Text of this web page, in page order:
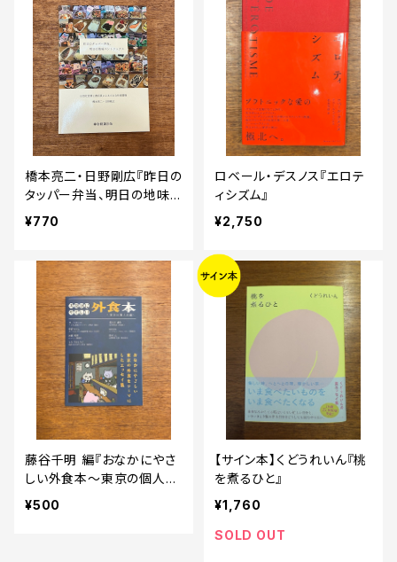
橋本亮二・日野剛広『昨日の
タッパー弁当、明日の地味
ベントリックス 出版社営
¥770
ロベール・デスノス『エロテ
ィシズム』
¥2,750
藤谷千明 編『おなかにやさ
しい外食本〜東京の個人店
編〜』
¥500
【サイン本】くどうれいん『桃
を煮るひと』
¥1,760
SOLD OUT